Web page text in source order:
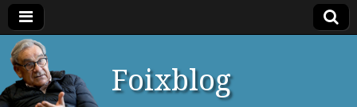
Foixblog